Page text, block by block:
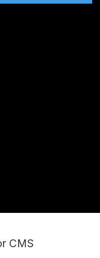
CMS